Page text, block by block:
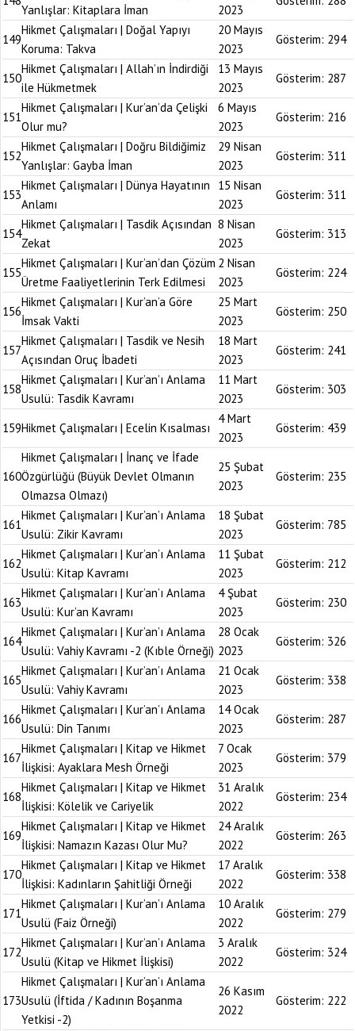
Yanlışlar: Kitaplara İman
2023
149
Hikmet Çalışmaları | Doğal Yapıyı
Koruma: Takva
20 Mayıs
2023
Gösterim: 294
150
Hikmet Çalışmaları | Allah’ın İndirdiği
ile Hükmetmek
13 Mayıs
2023
Gösterim: 287
151
Hikmet Çalışmaları | Kur’an’da Çelişki
Olur mu?
6 Mayıs
2023
Gösterim: 216
152
Hikmet Çalışmaları | Doğru Bildiğimiz
Yanlışlar: Gayba İman
29 Nisan
2023
Gösterim: 311
153
Hikmet Çalışmaları | Dünya Hayatının
Anlamı
15 Nisan
2023
Gösterim: 311
154
Hikmet Çalışmaları | Tasdik Açısından
Zekat
8 Nisan
2023
Gösterim: 313
155
Hikmet Çalışmaları | Kur’an’dan Çözüm
Üretme Faaliyetlerinin Terk Edilmesi
2 Nisan
2023
Gösterim: 224
156
Hikmet Çalışmaları | Kur’an’a Göre
İmsak Vakti
25 Mart
2023
Gösterim: 250
157
Hikmet Çalışmaları | Tasdik ve Nesih
Açısından Oruç İbadeti
18 Mart
2023
Gösterim: 241
158
Hikmet Çalışmaları | Kur’an’ı Anlama
Usulü: Tasdik Kavramı
11 Mart
2023
Gösterim: 303
159Hikmet Çalışmaları | Ecelin Kısalması
4 Mart
2023
Gösterim: 439
160
Hikmet Çalışmaları | İnanç ve İfade
Özgürlüğü (Büyük Devlet Olmanın
Olmazsa Olmazı)
25 Şubat
2023
Gösterim: 235
161
Hikmet Çalışmaları | Kur’an’ı Anlama
Usulü: Zikir Kavramı
18 Şubat
2023
Gösterim: 785
162
Hikmet Çalışmaları | Kur’an’ı Anlama
Usulü: Kitap Kavramı
11 Şubat
2023
Gösterim: 212
163
Hikmet Çalışmaları | Kur’an’ı Anlama
Usulü: Kur’an Kavramı
4 Şubat
2023
Gösterim: 230
164
Hikmet Çalışmaları | Kur’an’ı Anlama
Usulü: Vahiy Kavramı -2 (Kıble Örneği)
28 Ocak
2023
Gösterim: 326
165
Hikmet Çalışmaları | Kur’an’ı Anlama
Usulü: Vahiy Kavramı
21 Ocak
2023
Gösterim: 338
166
Hikmet Çalışmaları | Kur’an’ı Anlama
Usulü: Din Tanımı
14 Ocak
2023
Gösterim: 287
167
Hikmet Çalışmaları | Kitap ve Hikmet
İlişkisi: Ayaklara Mesh Örneği
7 Ocak
2023
Gösterim: 379
168
Hikmet Çalışmaları | Kitap ve Hikmet
İlişkisi: Kölelik ve Cariyelik
31 Aralık
2022
Gösterim: 234
169
Hikmet Çalışmaları | Kitap ve Hikmet
İlişkisi: Namazın Kazası Olur Mu?
24 Aralık
2022
Gösterim: 263
170
Hikmet Çalışmaları | Kitap ve Hikmet
İlişkisi: Kadınların Şahitliği Örneği
17 Aralık
2022
Gösterim: 338
171
Hikmet Çalışmaları | Kur’an’ı Anlama
Usulü (Faiz Örneği)
10 Aralık
2022
Gösterim: 279
172
Hikmet Çalışmaları | Kur’an’ı Anlama
Usulü (Kitap ve Hikmet İlişkisi)
3 Aralık
2022
Gösterim: 324
173
Hikmet Çalışmaları | Kur’an’ı Anlama
Usulü (İftida / Kadının Boşanma
Yetkisi -2)
26 Kasım
2022
Gösterim: 222